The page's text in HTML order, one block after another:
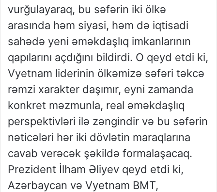
vurğulayaraq, bu səfərin iki ölkə
arasında həm siyasi, həm də iqtisadi
sahədə yeni əməkdaşlıq imkanlarının
qapılarını açdığını bildirdi. O qeyd etdi ki,
Vyetnam liderinin ölkəmizə səfəri təkcə
rəmzi xarakter daşımır, eyni zamanda
konkret məzmunla, real əməkdaşlıq
perspektivləri ilə zəngindir və bu səfərin
nəticələri hər iki dövlətin maraqlarına
cavab verəcək şəkildə formalaşacaq.
Prezident İlham Əliyev qeyd etdi ki,
Azərbaycan və Vyetnam BMT,